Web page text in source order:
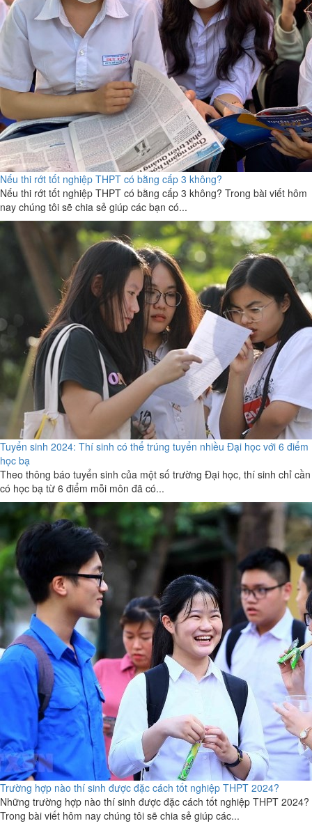
Nếu thi rớt tốt nghiệp THPT có bằng cấp 3 không?
Nếu thi rớt tốt nghiệp THPT có bằng cấp 3 không? Trong bài viết hôm
nay chúng tôi sẽ chia sẻ giúp các bạn có...
Tuyển sinh 2024: Thí sinh có thể trúng tuyển nhiều Đại học với 6 điểm
học bạ
Theo thông báo tuyển sinh của một số trường Đại học, thí sinh chỉ cần
có học bạ từ 6 điểm mỗi môn đã có...
Trường hợp nào thí sinh được đặc cách tốt nghiệp THPT 2024?
Những trường hợp nào thí sinh được đặc cách tốt nghiệp THPT 2024?
Trong bài viết hôm nay chúng tôi sẽ chia sẻ giúp các...